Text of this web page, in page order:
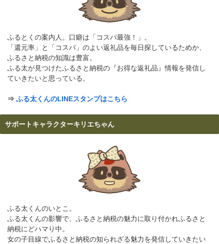
ふるとくの案内人。口癖は「コスパ最強！」。
「還元率」と「コスパ」のよい返礼品を毎日探しているためか、
ふるさと納税の知識は豊富。
ふる太が見つけたふるさと納税の『お得な返礼品』情報を発信し
ていきたいと思っている。
⇒ ふる太くんのLINEスタンプはこちら
サポートキャラクターキリエちゃん
ふる太くんのいとこ。
ふる太くんの影響で、ふるさと納税の魅力に取り付かれふるさと
納税にどハマり中。
女の子目線でふるさと納税の知られざる魅力を発信していきたい